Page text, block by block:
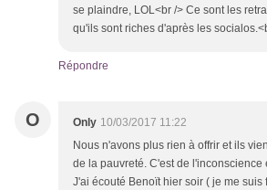
se plaindre, LOL<br /> Ce sont les
qu'ils sont riches d'après les
Répondre
O Only 10/03/2017 11:22
Nous n'avons plus rien à offrir et ils
de la pauvreté. C'est de l'inconscience
J'ai écouté Benoït hier soir ( je me suis